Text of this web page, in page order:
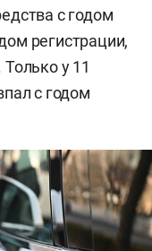
с годом
регистрации,
у 11
с годом